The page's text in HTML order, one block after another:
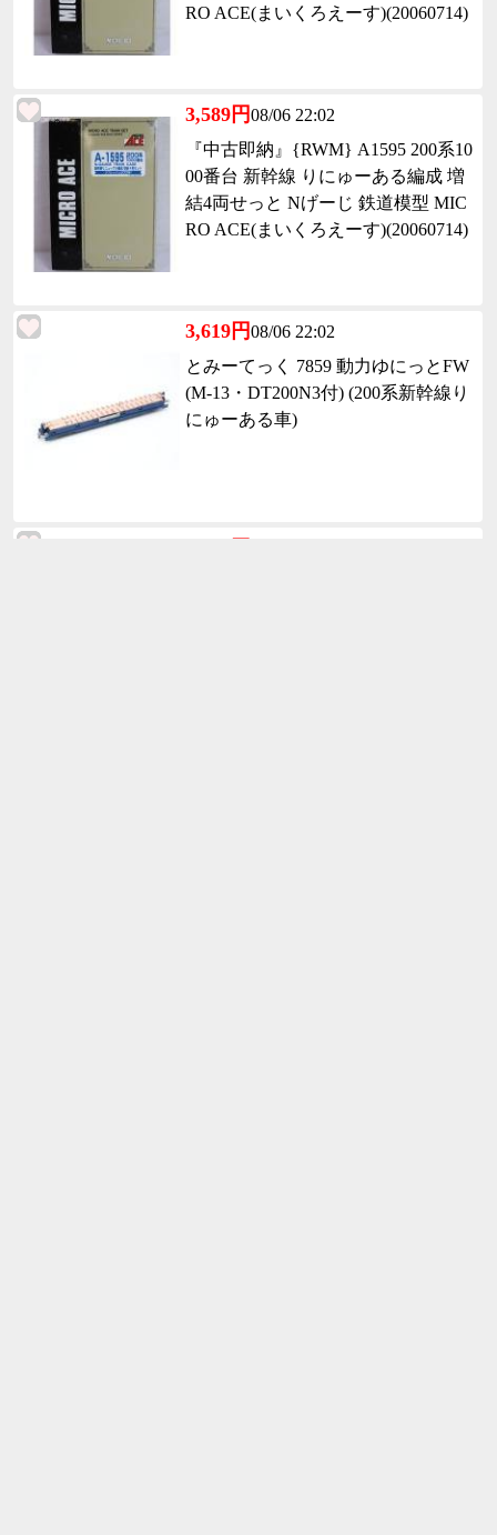
RO ACE(まいくろえーす)(20060714)
3,589円08/06 22:02
『中古即納』{RWM} A1595 200系10
00番台 新幹線 りにゅーある編成 増
結4両せっと Nげーじ 鉄道模型 MIC
RO ACE(まいくろえーす)(20060714)
3,619円08/06 22:02
とみーてっく 7859 動力ゆにっとFW
(M-13・DT200N3付) (200系新幹線り
にゅーある車)